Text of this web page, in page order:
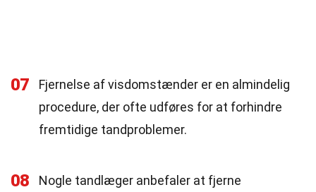
07
Fjernelse af visdomstænder er en almindelig
procedure, der ofte udføres for at forhindre
fremtidige tandproblemer.
08
Nogle tandlæger anbefaler at fjerne